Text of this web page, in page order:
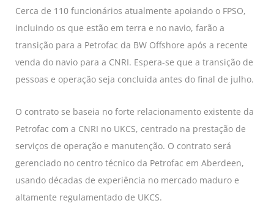
Cerca de 110 funcionários atualmente apoiando o FPSO,
incluindo os que estão em terra e no navio, farão a
transição para a Petrofac da BW Offshore após a recente
venda do navio para a CNRI. Espera-se que a transição de
pessoas e operação seja concluída antes do final de julho.
O contrato se baseia no forte relacionamento existente da
Petrofac com a CNRI no UKCS, centrado na prestação de
serviços de operação e manutenção. O contrato será
gerenciado no centro técnico da Petrofac em Aberdeen,
usando décadas de experiência no mercado maduro e
altamente regulamentado de UKCS.